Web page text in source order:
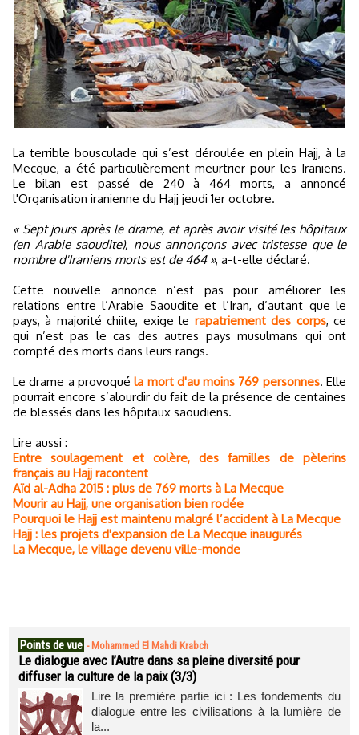
La terrible bousculade qui s’est déroulée en plein Hajj, à la
Mecque, a été particulièrement meurtrier pour les Iraniens.
Le bilan est passé de 240 à 464 morts, a annoncé
l'Organisation iranienne du Hajj jeudi 1er octobre.
« Sept jours après le drame, et après avoir visité les hôpitaux
(en Arabie saoudite), nous annonçons avec tristesse que le
nombre d'Iraniens morts est de 464 », a-t-elle déclaré.
Cette nouvelle annonce n’est pas pour améliorer les
relations entre l’Arabie Saoudite et l’Iran, d’autant que le
pays, à majorité chiite, exige le rapatriement des corps, ce
qui n’est pas le cas des autres pays musulmans qui ont
compté des morts dans leurs rangs.
Le drame a provoquéla mort d'au moins 769 personnes. Elle
pourrait encore s’alourdir du fait de la présence de centaines
de blessés dans les hôpitaux saoudiens.
Lire aussi :
Entre soulagement et colère, des familles de pèlerins
français au Hajj racontent
Aïd al-Adha 2015 : plus de 769 morts à La Mecque
Mourir au Hajj, une organisation bien rodée
Pourquoi le Hajj est maintenu malgré l’accident à La Mecque
Hajj : les projets d'expansion de La Mecque inaugurés
La Mecque, le village devenu ville-monde
Points de vue - Mohammed El Mahdi Krabch
Le dialogue avec l’Autre dans sa pleine diversité pour
diffuser la culture de la paix (3/3)
Lire la première partie ici : Les fondements du
dialogue entre les civilisations à la lumière de
la...